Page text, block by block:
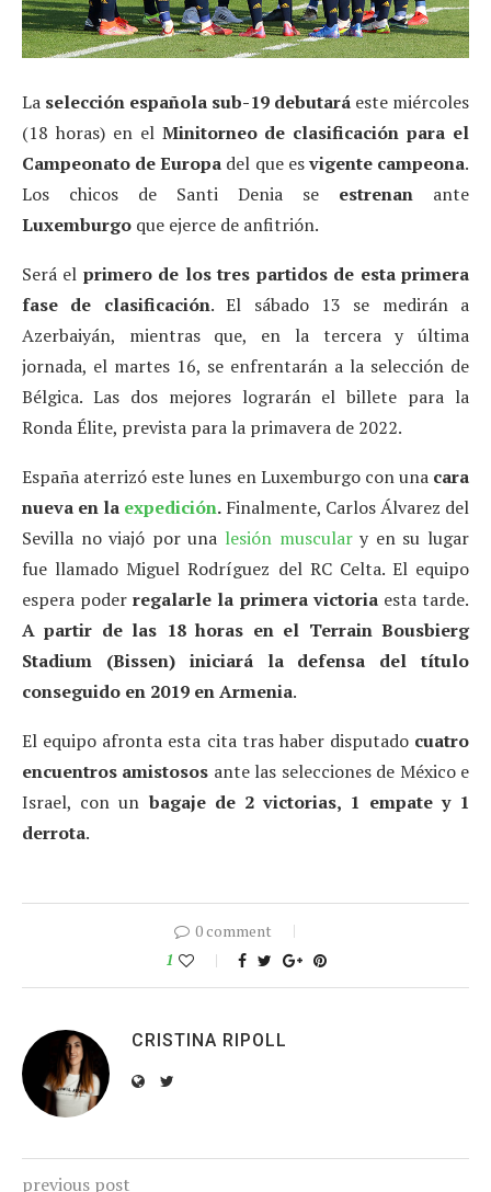
La selección española sub-19 debutará este miércoles
(18 horas) en el Minitorneo de clasificación para el
Campeonato de Europa del que esvigente campeona.
Los chicos de Santi Denia se estrenan ante
Luxemburgo que ejerce de anfitrión.
Será el primero de los tres partidos de esta primera
fase de clasificación. El sábado 13 se medirán a
Azerbaiyán, mientras que, en la tercera y última
jornada, el martes 16, se enfrentarán a la selección de
Bélgica. Las dos mejores lograrán el billete para la
Ronda Élite, prevista para la primavera de 2022.
España aterrizó este lunes en Luxemburgo con una cara
nueva en la expedición. Finalmente, Carlos Álvarez del
Sevilla no viajó por una lesión musculary en su lugar
fue llamado Miguel Rodríguez del RC Celta. El equipo
espera poderregalarle la primera victoriaesta tarde.
A partir de las 18 horas en el Terrain Bousbierg
Stadium (Bissen) iniciará la defensa del título
conseguido en 2019 en Armenia.
El equipo afronta esta cita tras haber disputado cuatro
encuentros amistosos ante las selecciones de México e
Israel, con un bagaje de 2 victorias, 1 empate y 1
derrota.
0 comment
1
CRISTINA RIPOLL
previous post